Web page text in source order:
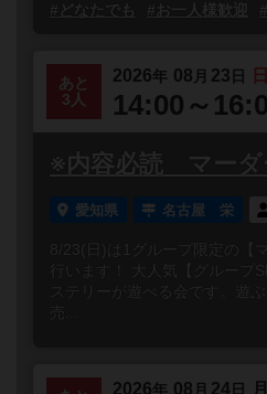
#どなたでも
#お一人様歓迎
あと
3人
2026年 08 月 23 日 日
14:00～
※内容必読 マーダ
愛知県 名古屋 栄
8/23(日)は1グループ限定の【
行います！ 大人気【グループ
ステリーが遊べる会です。遊
売...
2026年 08 月 24 日 月